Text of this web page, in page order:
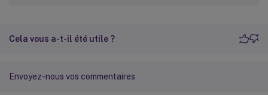
Cela vous a-t-il été utile ?
Envoyez-nous vos commentaires